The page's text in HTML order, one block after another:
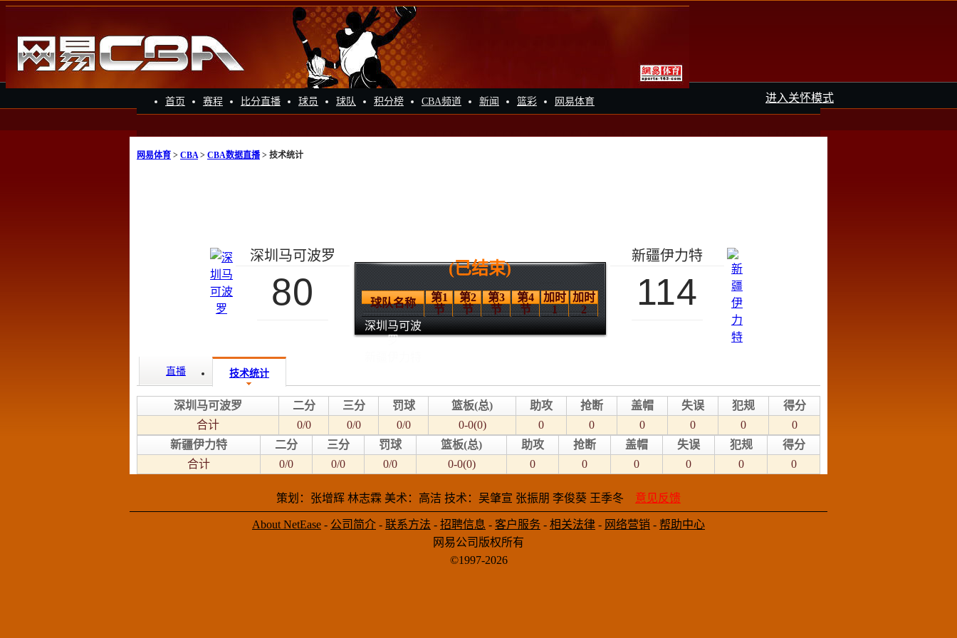
进入关怀模式
首页 赛程 比分直播 球员 球队 积分榜 CBA频道 新闻 篮彩 网易体育
网易体育 > CBA> CBA数据直播> 技术统计
深圳马可波罗
80
(已结束)
球队名称
第1
节
第2
节
第3
节
第4
节
加时
1
加时
2
深圳马可波
罗
新疆伊力特
114
直播 技术统计
深圳马可波罗 二分 三分 罚球 篮板(总) 助攻 抢断 盖帽 失误 犯规
得分
合计
0/0 0/0 0/0 0-0(0) 0 0 0 0 0
0
新疆伊力特
二分 三分 罚球 篮板(总) 助攻 抢断 盖帽 失误 犯规
得分
合计
0/0 0/0 0/0 0-0(0) 0 0 0 0 0 0
策划：张增辉 林志霖 美术：高洁 技术：吴肇宣 张振朋 李俊葵 王季冬 意见反馈
About NetEase - 公司简介 - 联系方法 - 招聘信息 - 客户服务 - 相关法律 - 网络营销 - 帮助中心
网易公司版权所有
©1997-2026